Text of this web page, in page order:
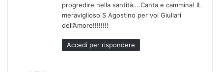
progredire nella santità….Canta e cammina! IL
meraviglioso S Agostino per voi Giullari
dell’Amore!!!!!!!!
Accedi per rispondere